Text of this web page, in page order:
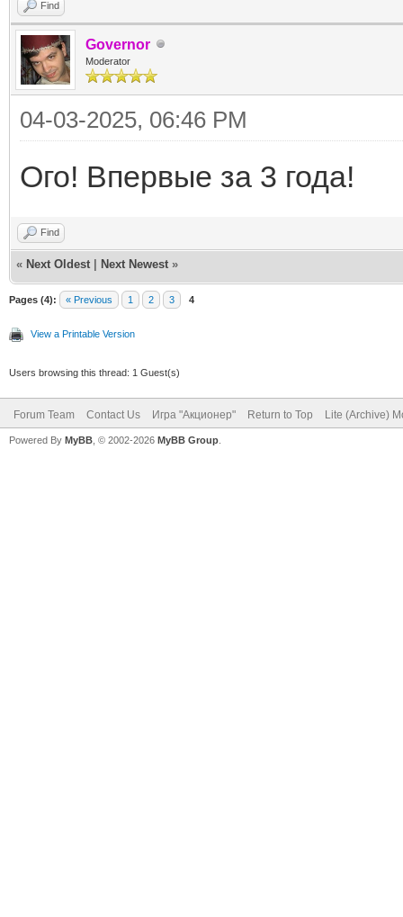
Find
Governor
Moderator
04-03-2025, 06:46 PM
Ого! Впервые за 3 года!
Find
« Next Oldest Next Newest »
Pages (4): « Previous 1 2 3 4
View a Printable Version
Users browsing this thread: 1 Guest(s)
Forum Team Contact Us Игра "Акционер" Return to Top Lite (Archive)
Powered By MyBB , © 2002-2026 MyBB Group